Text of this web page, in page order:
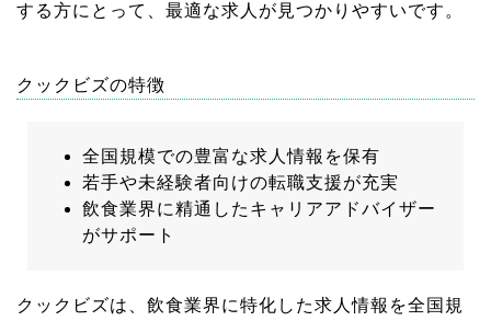
する方にとって、最適な求人が見つかりやすいです。
クックビズの特徴
全国規模での豊富な求人情報を保有
若手や未経験者向けの転職支援が充実
飲食業界に精通したキャリアアドバイザー
がサポート
クックビズは、飲食業界に特化した求人情報を全国規